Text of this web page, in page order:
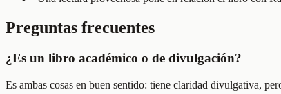
Preguntas frecuentes
¿Es un libro académico o de divulgación?
Es ambas cosas en buen sentido: tiene claridad divulgativa,